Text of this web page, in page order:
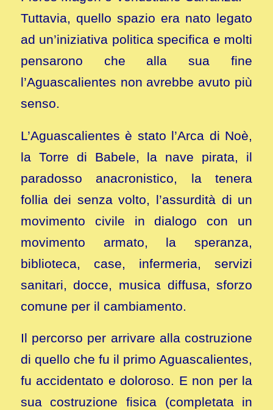
Tuttavia, quello spazio era nato legato
ad un’iniziativa politica specifica e molti
pensarono che alla sua fine
l’Aguascalientes non avrebbe avuto più
senso.
L’Aguascalientes è stato l’Arca di Noè,
la Torre di Babele, la nave pirata, il
paradosso anacronistico, la tenera
follia dei senza volto, l’assurdità di un
movimento civile in dialogo con un
movimento armato, la speranza,
biblioteca, case, infermeria, servizi
sanitari, docce, musica diffusa, sforzo
comune per il cambiamento.
Il percorso per arrivare alla costruzione
di quello che fu il primo Aguascalientes,
fu accidentato e doloroso. E non per la
sua costruzione fisica (completata in